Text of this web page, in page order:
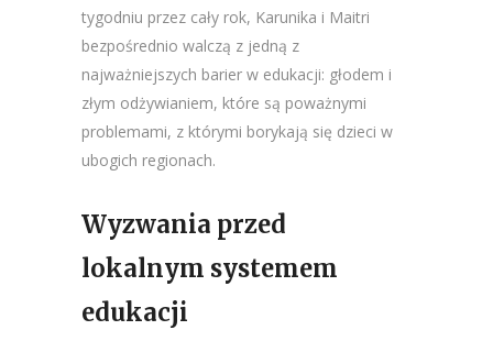
tygodniu przez cały rok, Karunika i Maitri
bezpośrednio walczą z jedną z
najważniejszych barier w edukacji: głodem i
złym odżywianiem, które są poważnymi
problemami, z którymi borykają się dzieci w
ubogich regionach​​.
Wyzwania przed
lokalnym systemem
edukacji